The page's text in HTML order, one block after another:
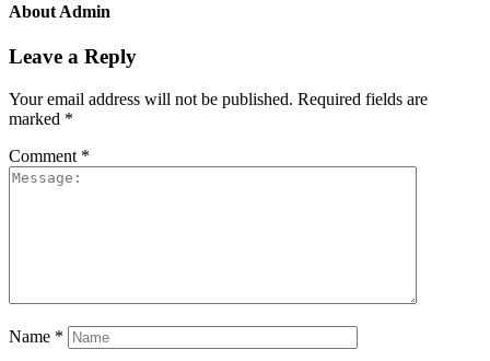
About Admin
Leave a Reply
Your email address will not be published. Required fields are
marked *
Comment *
Name *